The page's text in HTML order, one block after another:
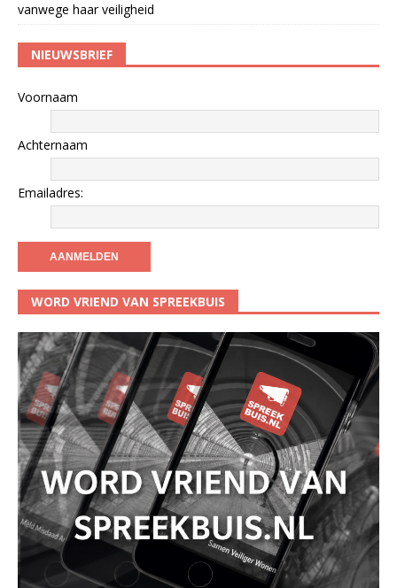
vanwege haar veiligheid
NIEUWSBRIEF
Voornaam
Achternaam
Emailadres:
WORD VRIEND VAN SPREEKBUIS